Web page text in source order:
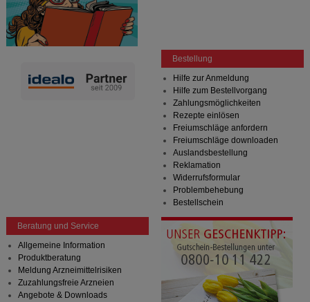
Bestellung
Hilfe zur Anmeldung
Hilfe zum Bestellvorgang
Zahlungsmöglichkeiten
Rezepte einlösen
Freiumschläge anfordern
Freiumschläge downloaden
Auslandsbestellung
Reklamation
Widerrufsformular
Problembehebung
Bestellschein
Beratung und Service
Allgemeine Information
Produktberatung
Meldung Arzneimittelrisiken
Zuzahlungsfreie Arzneien
Angebote & Downloads